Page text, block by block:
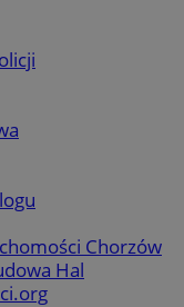
Chorzów
Hal